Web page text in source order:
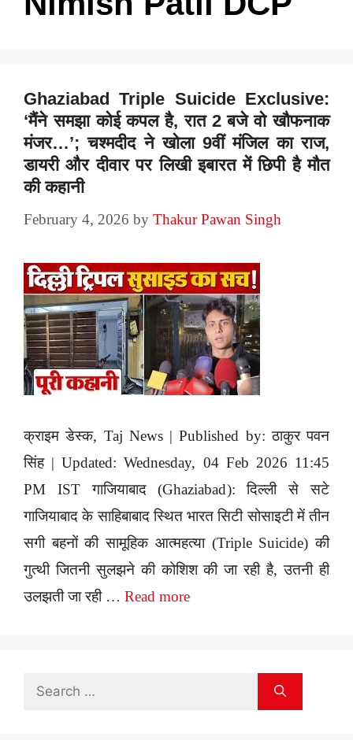
Ghaziabad Triple Suicide Exclusive:
‘मैंने समझा कोई कपल है, रात 2 बजे वो खौफनाक
मंजर…’; चश्मदीद ने खोला 9वीं मंजिल का राज,
डायरी और दीवार पर लिखी इबारत में छिपी है मौत
की कहानी
February 4, 2026 by Thakur Pawan Singh
क्राइम डेस्क, Taj News | Published by: ठाकुर पवन
सिंह | Updated: Wednesday, 04 Feb 2026 11:45
PM IST गाजियाबाद (Ghaziabad): दिल्ली से सटे
गाजियाबाद के साहिबाबाद स्थित भारत सिटी सोसाइटी में तीन
सगी बहनों की सामूहिक आत्महत्या (Triple Suicide) की
गुत्थी जितनी सुलझने की कोशिश की जा रही है, उतनी ही
उलझती जा रही … Read more
Search